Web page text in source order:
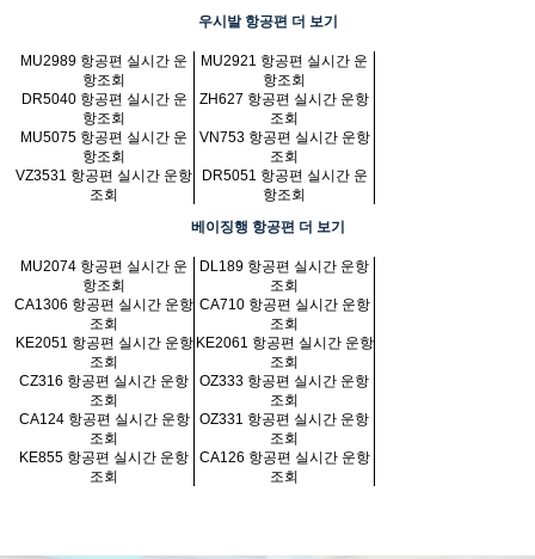
우시발 항공편 더 보기
MU2989 항공편 실시간 운
항조회
MU2921 항공편 실시간 운
항조회
DR5040 항공편 실시간 운
항조회
ZH627 항공편 실시간 운항
조회
MU5075 항공편 실시간 운
항조회
VN753 항공편 실시간 운항
조회
VZ3531 항공편 실시간 운항
조회
DR5051 항공편 실시간 운
항조회
베이징행 항공편 더 보기
MU2074 항공편 실시간 운
항조회
DL189 항공편 실시간 운항
조회
CA1306 항공편 실시간 운항
조회
CA710 항공편 실시간 운항
조회
KE2051 항공편 실시간 운항
조회
KE2061 항공편 실시간 운항
조회
CZ316 항공편 실시간 운항
조회
OZ333 항공편 실시간 운항
조회
CA124 항공편 실시간 운항
조회
OZ331 항공편 실시간 운항
조회
KE855 항공편 실시간 운항
조회
CA126 항공편 실시간 운항
조회